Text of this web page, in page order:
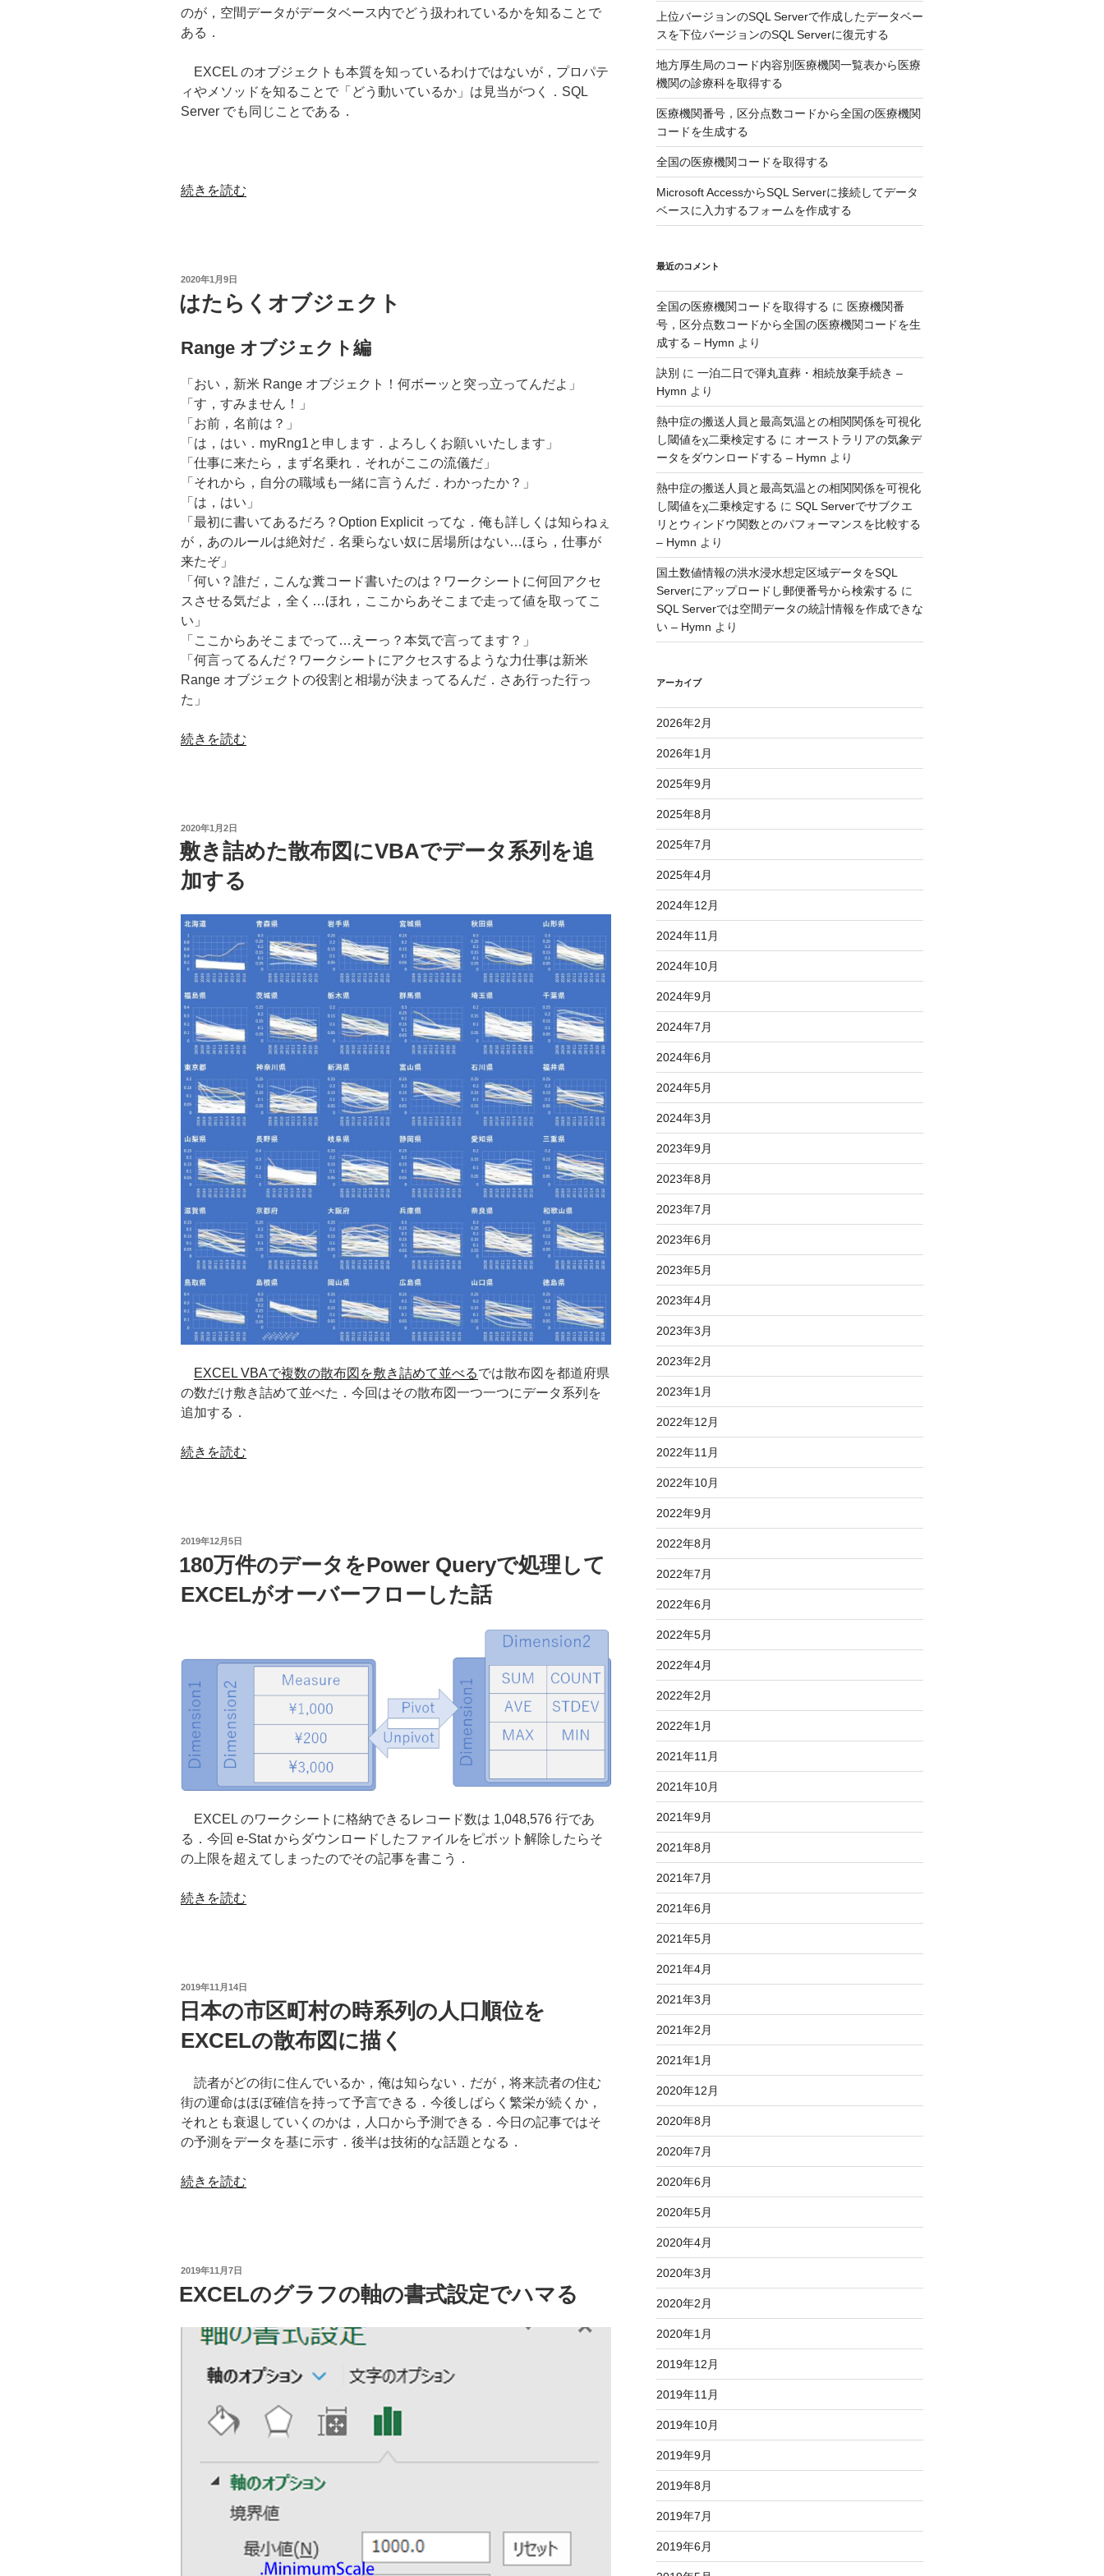
のが，空間データがデータベース内でどう扱われているかを知ることで
ある．
EXCEL のオブジェクトも本質を知っているわけではないが，プロパテ
ィやメソッドを知ることで「どう動いているか」は見当がつく．SQL
Server でも同じことである．
“第
報
定
す
る
(Beginning
Spatial
with
SQL
Server
2008)”
の
続きを読む
投
日:
2020年1月9日
はたらくオブジェクト
Range オブジェクト編
「おい，新米 Range オブジェクト！何ボーッと突っ立ってんだよ」
「す，すみません！」
「お前，名前は？」
「は，はい．myRng1と申します．よろしくお願いいたします」
「仕事に来たら，まず名乗れ．それがここの流儀だ」
「それから，自分の職域も一緒に言うんだ．わかったか？」
「は，はい」
「最初に書いてあるだろ？Option Explicit ってな．俺も詳しくは知らねぇ
が，あのルールは絶対だ．名乗らない奴に居場所はない…ほら，仕事が
来たぞ」
「何い？誰だ，こんな糞コード書いたのは？ワークシートに何回アクセ
スさせる気だよ，全く…ほれ，ここからあそこまで走って値を取ってこ
い」
「ここからあそこまでって…えーっ？本気で言ってます？」
「何言ってるんだ？ワークシートにアクセスするような力仕事は新米
Range オブジェクトの役割と相場が決まってるんだ．さあ行った行っ
た」
“は
ジ
ェ
ト”
の
続きを読む
投
稿
日:
2020年1月2日
敷き詰めた散布図にVBAでデータ系列を追
加する
EXCEL VBAで複数の散布図を敷き詰めて並べるでは散布図を都道府県
の数だけ敷き詰めて並べた．今回はその散布図一つ一つにデータ系列を
追加する．
“敷
布
図
ー
タ
系
列
を
追
る”
の
続きを読む
投
日:
2019年12月5日
180万件のデータをPower Queryで処理して
EXCELがオーバーフローした話
EXCEL のワークシートに格納できるレコード数は 1,048,576 行であ
る．今回 e-Stat からダウンロードしたファイルをピボット解除したらそ
の上限を超えてしまったのでその記事を書こう．
“180
タ
を
Query
で
処
理
て
EXCEL
バ
ー
ロ
続きを読む
投
稿
日:
2019年11月14日
日本の市区町村の時系列の人口順位を
EXCELの散布図に描く
読者がどの街に住んでいるか，俺は知らない．だが，将来読者の住む
街の運命はほぼ確信を持って予言できる．今後しばらく繁栄が続くか，
それとも衰退していくのかは，人口から予測できる．今日の記事ではそ
の予測をデータを基に示す．後半は技術的な話題となる．
“日
村
続きを読む
投
日:
2019年11月7日
EXCELのグラフの軸の書式設定でハマる
上位バージョンのSQL Serverで作成したデータベー
スを下位バージョンのSQL Serverに復元する
地方厚生局のコード内容別医療機関一覧表から医療
機関の診療科を取得する
医療機関番号，区分点数コードから全国の医療機関
コードを生成する
全国の医療機関コードを取得する
Microsoft AccessからSQL Serverに接続してデータ
ベースに入力するフォームを作成する
最近のコメント
全国の医療機関コードを取得する に 医療機関番
号，区分点数コードから全国の医療機関コードを生
成する – Hymn より
訣別 に 一泊二日で弾丸直葬・相続放棄手続き –
Hymn より
熱中症の搬送人員と最高気温との相関関係を可視化
し閾値をχ二乗検定する に オーストラリアの気象デ
ータをダウンロードする – Hymn より
熱中症の搬送人員と最高気温との相関関係を可視化
し閾値をχ二乗検定する に SQL Serverでサブクエ
リとウィンドウ関数とのパフォーマンスを比較する
– Hymn より
国土数値情報の洪水浸水想定区域データをSQL
Serverにアップロードし郵便番号から検索する に
SQL Serverでは空間データの統計情報を作成できな
い – Hymn より
アーカイブ
2026年2月
2026年1月
2025年9月
2025年8月
2025年7月
2025年4月
2024年12月
2024年11月
2024年10月
2024年9月
2024年7月
2024年6月
2024年5月
2024年3月
2023年9月
2023年8月
2023年7月
2023年6月
2023年5月
2023年4月
2023年3月
2023年2月
2023年1月
2022年12月
2022年11月
2022年10月
2022年9月
2022年8月
2022年7月
2022年6月
2022年5月
2022年4月
2022年2月
2022年1月
2021年11月
2021年10月
2021年9月
2021年8月
2021年7月
2021年6月
2021年5月
2021年4月
2021年3月
2021年2月
2021年1月
2020年12月
2020年8月
2020年7月
2020年6月
2020年5月
2020年4月
2020年3月
2020年2月
2020年1月
2019年12月
2019年11月
2019年10月
2019年9月
2019年8月
2019年7月
2019年6月